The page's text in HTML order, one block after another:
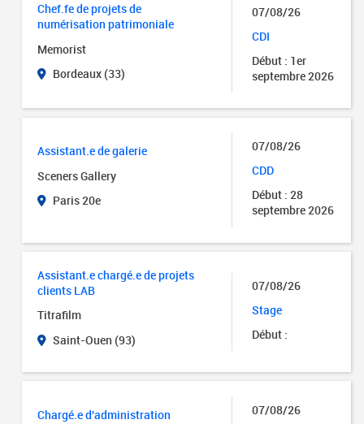
Chef.fe de projets de
numérisation patrimoniale
Memorist
Bordeaux (33)
07/08/26
CDI
Début : 1er
septembre 2026
Assistant.e de galerie
Sceners Gallery
Paris 20e
07/08/26
CDD
Début : 28
septembre 2026
Assistant.e chargé.e de projets
clients LAB
Titrafilm
Saint-Ouen (93)
07/08/26
Stage
Début :
Chargé.e d'administration
07/08/26